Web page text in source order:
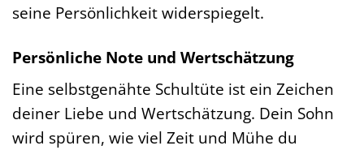
seine Persönlichkeit widerspiegelt.
Persönliche Note und Wertschätzung
Eine selbstgenähte Schultüte ist ein Zeichen
deiner Liebe und Wertschätzung. Dein Sohn
wird spüren, wie viel Zeit und Mühe du